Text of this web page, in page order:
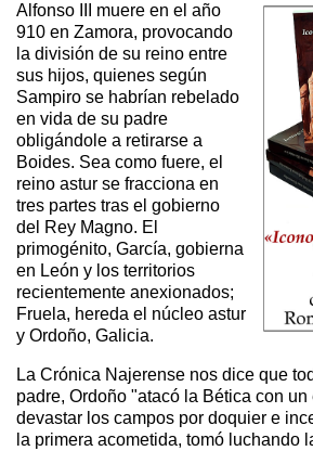
Alfonso III muere en el año
910 en Zamora, provocando
la división de su reino entre
sus hijos, quienes según
Sampiro se habrían rebelado
en vida de su padre
obligándole a retirarse a
Boides. Sea como fuere, el
reino astur se fracciona en
tres partes tras el gobierno
del Rey Magno. El
primogénito, García, gobierna
en León y los territorios
recientemente anexionados;
Fruela, hereda el núcleo astur
y Ordoño, Galicia.
La Crónica Najerense nos dice que
padre, Ordoño "atacó la Bética con
devastar los campos por doquier e
la primera acometida, tomó luchando